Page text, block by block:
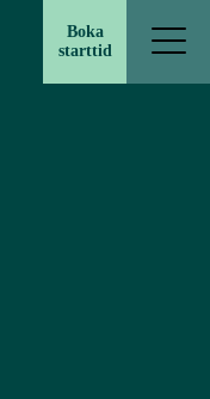
Boka
starttid